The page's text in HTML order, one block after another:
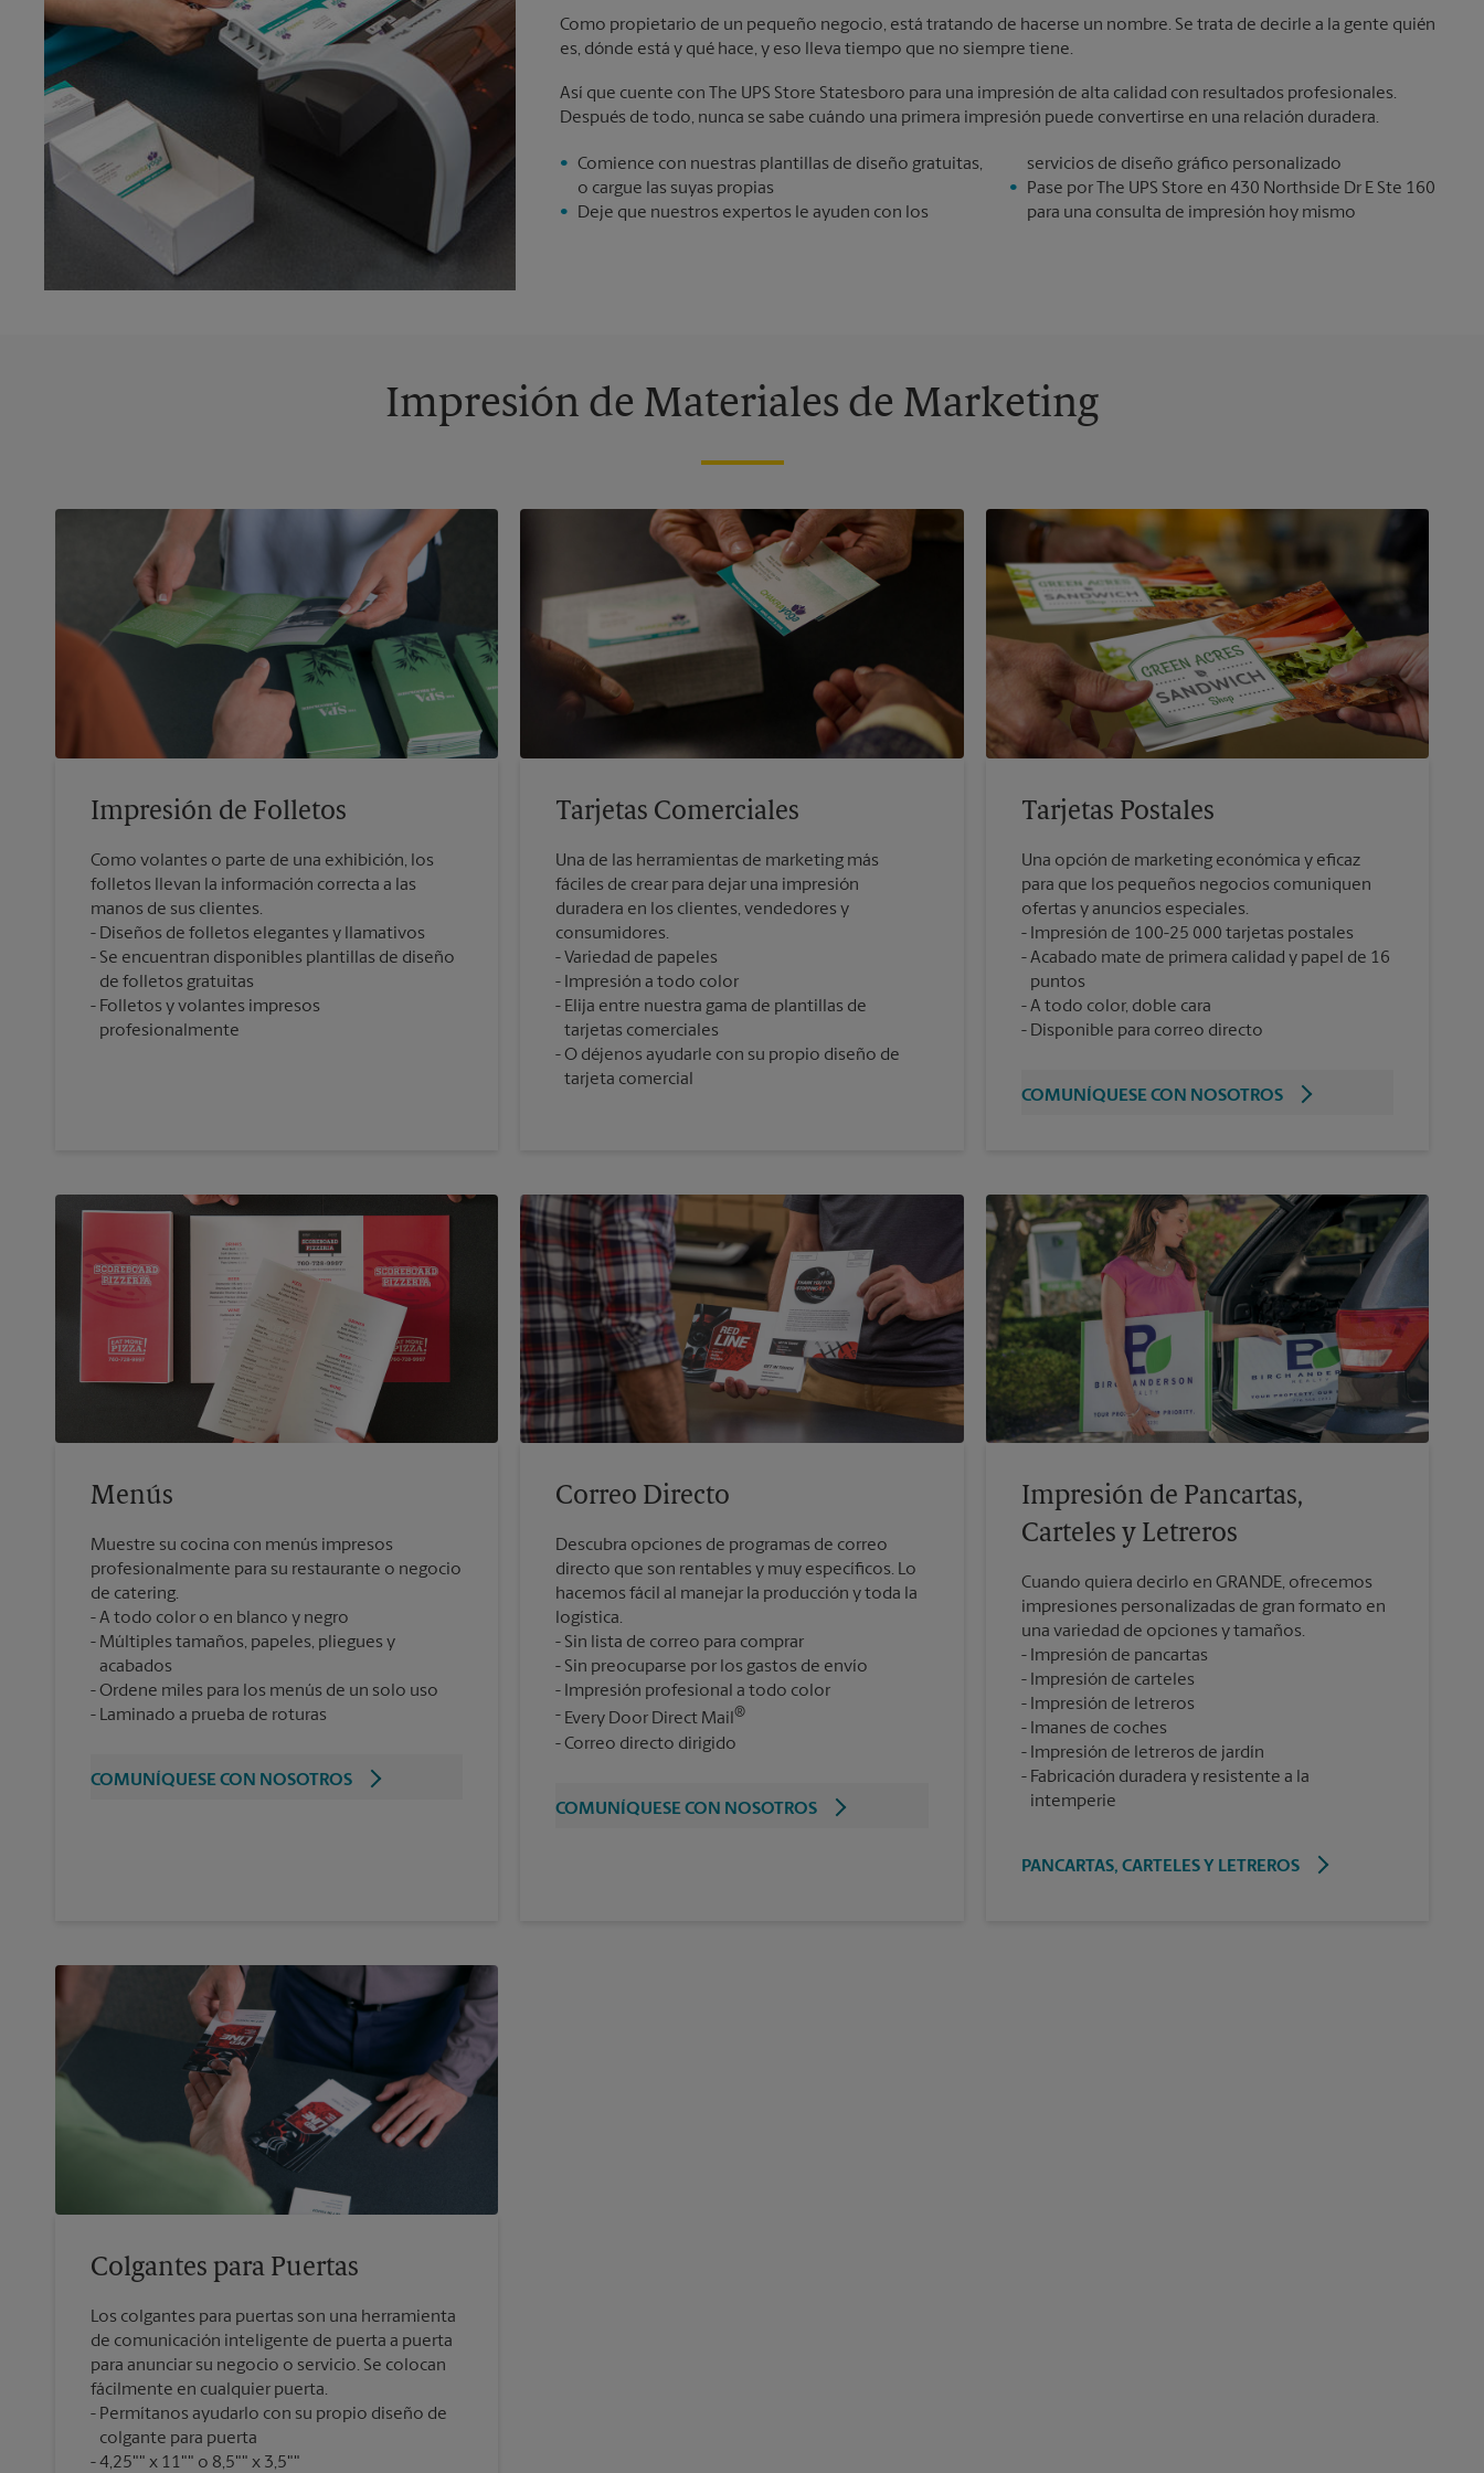
Como propietario de un pequeño negocio, está tratando de hacerse un nombre. Se trata de decirle a la gente quién
es, dónde está y qué hace, y eso lleva tiempo que no siempre tiene.
Así que cuente con The UPS Store Statesboro para una impresión de alta calidad con resultados profesionales.
Después de todo, nunca se sabe cuándo una primera impresión puede convertirse en una relación duradera.
Comience con nuestras plantillas de diseño gratuitas,
o cargue las suyas propias
Deje que nuestros expertos le ayuden con los
servicios de diseño gráfico personalizado
Pase por The UPS Store en 430 Northside Dr E Ste 160
para una consulta de impresión hoy mismo
Impresión de Materiales de Marketing
Impresión de Folletos
Como volantes o parte de una exhibición, los
folletos llevan la información correcta a las
manos de sus clientes.
Diseños de folletos elegantes y llamativos
Se encuentran disponibles plantillas de diseño
de folletos gratuitas
Folletos y volantes impresos
profesionalmente
Tarjetas Comerciales
Una de las herramientas de marketing más
fáciles de crear para dejar una impresión
duradera en los clientes, vendedores y
consumidores.
Variedad de papeles
Impresión a todo color
Elija entre nuestra gama de plantillas de
tarjetas comerciales
O déjenos ayudarle con su propio diseño de
tarjeta comercial
Tarjetas Postales
Una opción de marketing económica y eficaz
para que los pequeños negocios comuniquen
ofertas y anuncios especiales.
Impresión de 100-25 000 tarjetas postales
Acabado mate de primera calidad y papel de 16
puntos
A todo color, doble cara
Disponible para correo directo
COMUNÍQUESE CON NOSOTROS
Menús
Muestre su cocina con menús impresos
profesionalmente para su restaurante o negocio
de catering.
A todo color o en blanco y negro
Múltiples tamaños, papeles, pliegues y
acabados
Ordene miles para los menús de un solo uso
Laminado a prueba de roturas
COMUNÍQUESE CON NOSOTROS
Correo Directo
Descubra opciones de programas de correo
directo que son rentables y muy específicos. Lo
hacemos fácil al manejar la producción y toda la
logística.
Sin lista de correo para comprar
Sin preocuparse por los gastos de envío
Impresión profesional a todo color
Every Door Direct Mail®
Correo directo dirigido
COMUNÍQUESE CON NOSOTROS
Impresión de Pancartas,
Carteles y Letreros
Cuando quiera decirlo en GRANDE, ofrecemos
impresiones personalizadas de gran formato en
una variedad de opciones y tamaños.
Impresión de pancartas
Impresión de carteles
Impresión de letreros
Imanes de coches
Impresión de letreros de jardín
Fabricación duradera y resistente a la
intemperie
PANCARTAS, CARTELES Y LETREROS
Colgantes para Puertas
Los colgantes para puertas son una herramienta
de comunicación inteligente de puerta a puerta
para anunciar su negocio o servicio. Se colocan
fácilmente en cualquier puerta.
Permítanos ayudarlo con su propio diseño de
colgante para puerta
4,25"" x 11"" o 8,5"" x 3,5""